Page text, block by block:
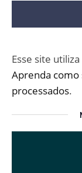
Esse site
Aprenda como
processados.